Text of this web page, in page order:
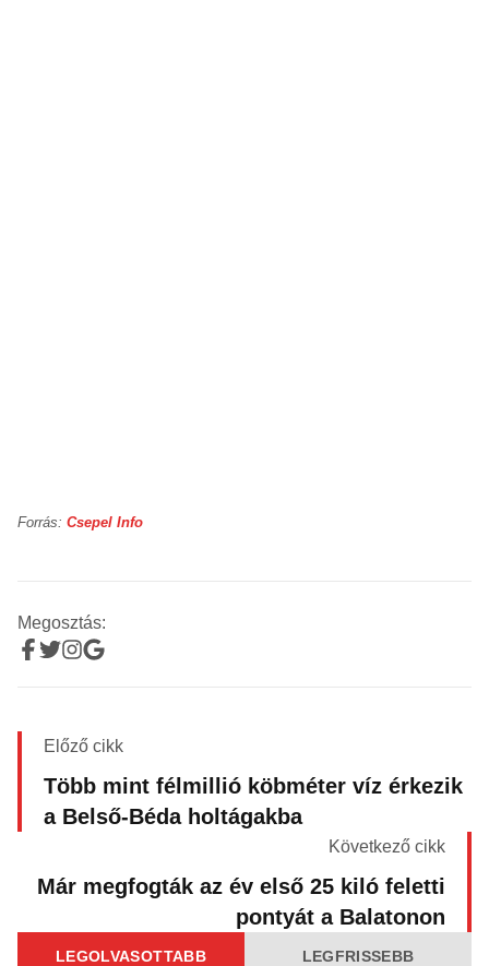
Forrás: Csepel Info
Megosztás:
Előző cikk
Több mint félmillió köbméter víz érkezik
a Belső-Béda holtágakba
Következő cikk
Már megfogták az év első 25 kiló feletti
pontyát a Balatonon
LEGOLVASOTTABB LEGFRISSEBB